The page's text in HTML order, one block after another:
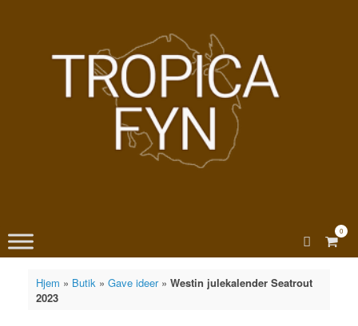
View
0
Hjem » Butik » Gave ideer» Westin julekalender Seatrout
2023